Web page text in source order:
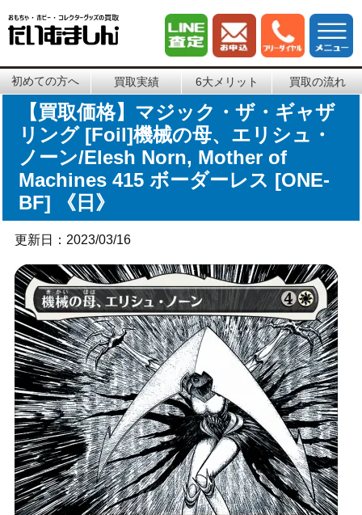
初めての方へ 買取実績 6大メリット 買取の流れ
【買取価格】マジック・ザ・ギャザ
リング [Foil]機械の母、エリシュ・
ノーン/Elesh Norn, Mother of
Machines 415 ボーダーレス [ONE-
BF] 《日》
更新日：2023/03/16